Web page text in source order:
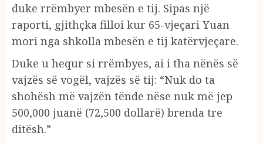
duke rrëmbyer mbesën e tij. Sipas një
raporti, gjithçka filloi kur 65-vjeçari Yuan
mori nga shkolla mbesën e tij katërvjeçare.
Duke u hequr si rrëmbyes, ai i tha nënës së
vajzës së vogël, vajzës së tij: “Nuk do ta
shohësh më vajzën tënde nëse nuk më jep
500,000 juanë (72,500 dollarë) brenda tre
ditësh.”